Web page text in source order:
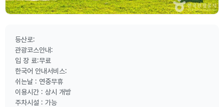
등산로:
관광코스안내:
입 장 료:무료
한국어 안내서비스:
쉬는날 : 연중무휴
이용시간 : 상시 개방
주차시설 : 가능